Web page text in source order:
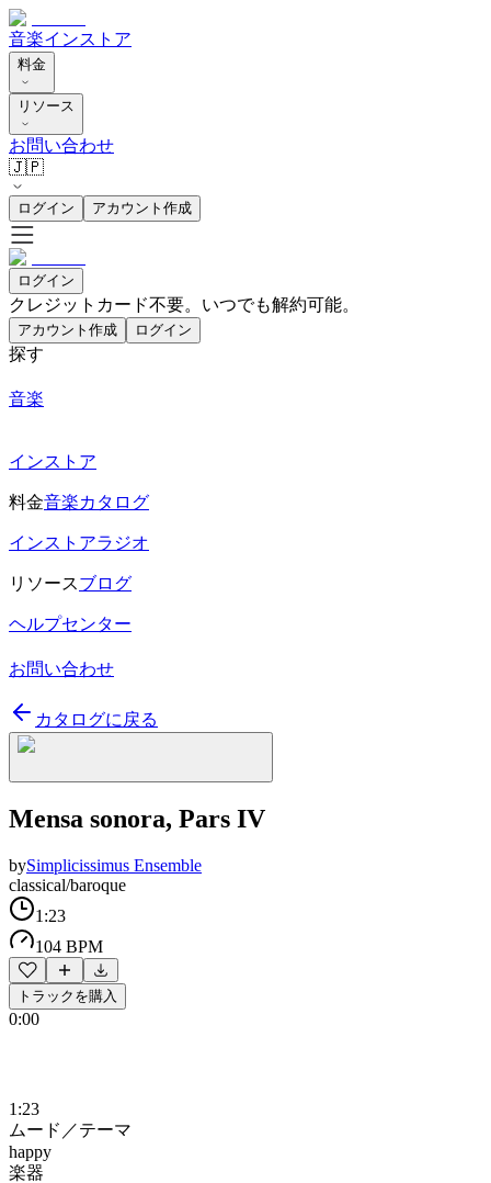
音楽インストア
料金
リソース
お問い合わせ
🇯🇵
ログイン アカウント作成
ログイン
クレジットカード不要。いつでも解約可能。
アカウント作成 ログイン
探す
音楽
インストア
料金音楽カタログ
インストアラジオ
リソースブログ
ヘルプセンター
お問い合わせ
カタログに戻る
Mensa sonora, Pars IV
bySimplicissimus Ensemble
classical/baroque
1:23
104 BPM
トラックを購入
0:00
1:23
ムード／テーマ
happy
楽器